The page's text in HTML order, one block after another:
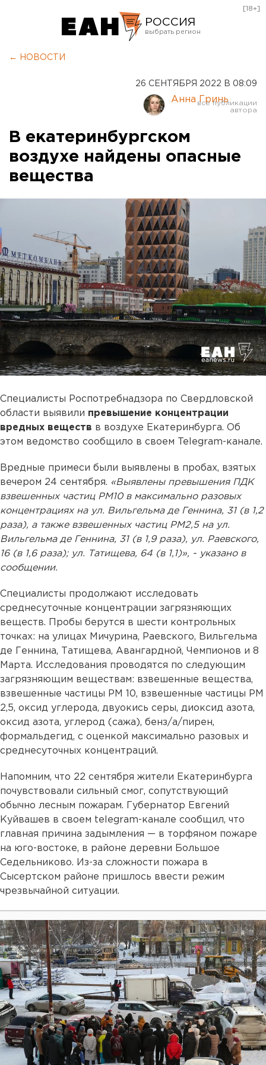
РОССИЯ
Курган
Оренбург
[18+]
← НОВОСТИ
26 СЕНТЯБРЯ 2022 В 08:09
Анна Гринь
В екатеринбургском
воздухе найдены опасные
вещества
Специалисты Роспотребнадзора по Свердловской
области выявили превышение концентрации
вредных веществ в воздухе Екатеринбурга. Об
этом ведомство сообщило в своем Telegram-канале.
Вредные примеси были выявлены в пробах, взятых
вечером 24 сентября. «Выявлены превышения ПДК
взвешенных частиц РМ10 в максимально разовых
концентрациях на ул. Вильгельма де Геннина, 31 (в 1,2
раза), а также взвешенных частиц РМ2,5 на ул.
Вильгельма де Геннина, 31 (в 1,9 раза), ул. Раевского,
16 (в 1,6 раза); ул. Татищева, 64 (в 1,1)», - указано в
сообщении.
Специалисты продолжают исследовать
среднесуточные концентрации загрязняющих
веществ. Пробы берутся в шести контрольных
точках: на улицах Мичурина, Раевского, Вильгельма
де Геннина, Татищева, Авангардной, Чемпионов и 8
Марта. Исследования проводятся по следующим
загрязняющим веществам: взвешенные вещества,
взвешенные частицы РМ 10, взвешенные частицы РМ
2,5, оксид углерода, двуокись серы, диоксид азота,
оксид азота, углерод (сажа), бенз/а/пирен,
формальдегид, с оценкой максимально разовых и
среднесуточных концентраций.
Напомним, что 22 сентября жители Екатеринбурга
почувствовали сильный смог, сопутствующий
обычно лесным пожарам. Губернатор Евгений
Куйвашев в своем telegram-канале сообщил, что
главная причина задымления — в торфяном пожаре
на юго-востоке, в районе деревни Большое
Седельниково. Из-за сложности пожара в
Сысертском районе пришлось ввести режим
чрезвычайной ситуации.